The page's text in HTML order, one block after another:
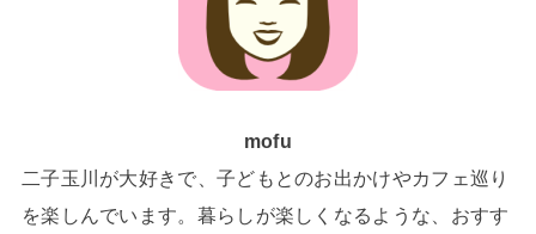
mofu
二子玉川が大好きで、子どもとのお出かけやカフェ巡り
を楽しんでいます。暮らしが楽しくなるような、おすす